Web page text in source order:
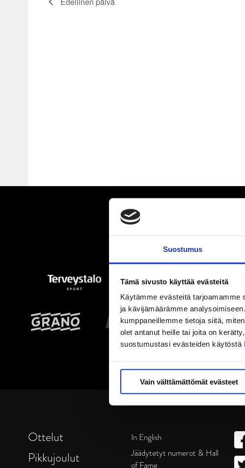
Suostumus
Tämä sivusto käyttää evästeitä
Käytämme evästeitä tarjoamamme
ja kävijämäärämme
kumppaneillemme tietoja siitä,
olet antanut heille tai joita on
suostumustasi evästeiden käytöstä
Vain välttämättömät evästeet
Ottelut
Pikkujoulut
In English
Jäädytetyt numerot & Hall
of Fame